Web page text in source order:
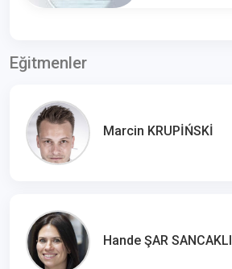
Eğitmenler
Marcin KRUPİŃSKİ
Hande ŞAR SANCAKLI